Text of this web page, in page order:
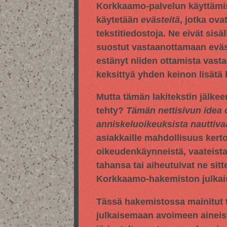
Korkkaamo-palvelun
käytetään evästeitä, jotka
tekstitiedostoja. Ne eivät
suostut vastaanottamaan
estänyt niiden ottamista
keksittyä yhden keinon lisätä
Mutta tämän lakitekstin
tehty? Tämän nettisivun idea
anniskeluoikeuksista
asiakkaille mahdollisuus
oikeudenkäynneistä,
tahansa tai aiheutuivat ne
Korkkaamo-hakemiston
Tässä hakemistossa
julkaisemaan avoimeen